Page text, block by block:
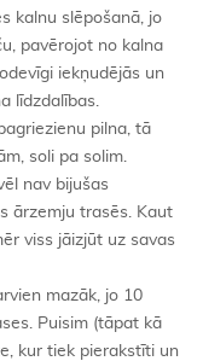
kalnu slēpošanā, jo
pavērojot no kalna
iekņudējās un
līdzdalības.
pilna, tā
soli pa solim.
nav bijušas
ārzemju trasēs. Kaut
viss jāizjūt uz savas
mazāk, jo 10
Puisim (tāpat kā
kur tiek pierakstīti un